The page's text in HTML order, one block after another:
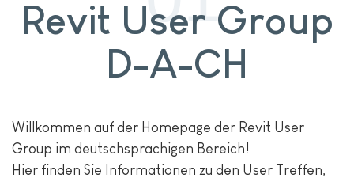
Revit User Group
D-A-CH
Willkommen auf der Homepage der Revit User
Group im deutschsprachigen Bereich!
Hier finden Sie Informationen zu den User Treffen,